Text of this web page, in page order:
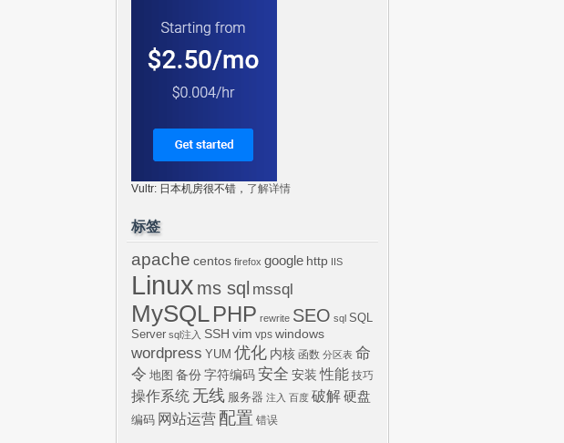
Vultr: 日本机房很不错， 了解详情
标签
apache centos firefox google http IIS
Linux ms sql mssql
MySQLPHP rewrite SEO sql SQL
Server sql注入 SSH vim vps windows
wordpress YUM 优化 内核 函数 分区表 命
令 地图 备份 字符编码 安全 安装 性能 技巧
操作系统 无线 服务器 注入 百度 破解硬盘
编码 网站运营 配置 错误